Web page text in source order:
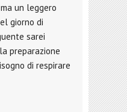
un leggero
giorno di
sarei
preparazione
di respirare